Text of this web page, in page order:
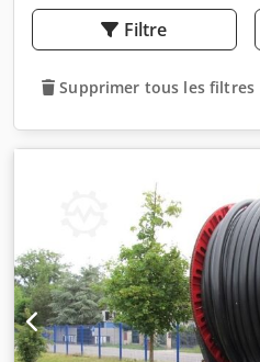
Filtre
Supprimer tous les filtres